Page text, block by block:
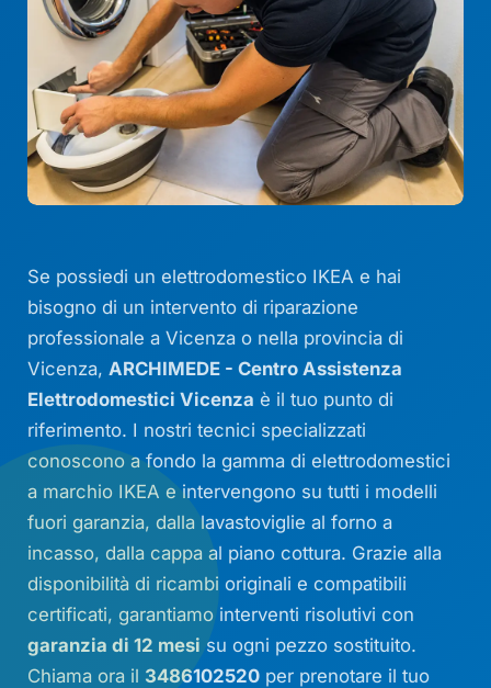
Se possiedi un elettrodomestico IKEA e hai
bisogno di un intervento di riparazione
professionale a Vicenza o nella provincia di
Vicenza, ARCHIMEDE - Centro Assistenza
Elettrodomestici Vicenza è il tuo punto di
riferimento. I nostri tecnici specializzati
conoscono a fondo la gamma di elettrodomestici
a marchio IKEA e intervengono su tutti i modelli
fuori garanzia, dalla lavastoviglie al forno a
incasso, dalla cappa al piano cottura. Grazie alla
disponibilità di ricambi originali e compatibili
certificati, garantiamo interventi risolutivi con
garanzia di 12 mesi su ogni pezzo sostituito.
Chiama ora il 3486102520 per prenotare il tuo